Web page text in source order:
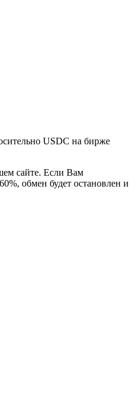
USDC на бирже
сайте. Если Вам
обмен будет остановлен и